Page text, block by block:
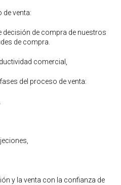
de venta:
decisión de compra de nuestros
de compra.
comercial,
del proceso de venta:
y la venta con la confianza de